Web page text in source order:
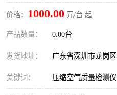
价格： 1000.00 元/台 起
产品数量： 0.00台
发货地址： 广东省深圳市龙岗区
关键词： 压缩空气质量检测仪